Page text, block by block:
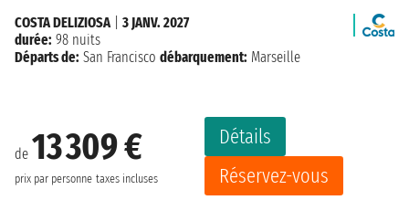
de 13 309 €
prix par personne taxes incluses
Détails
Réservez-vous
COSTA DELIZIOSA
3 JANV. 2027
durée: 98 nuits
Départs de: San Francisco débarquement: Marseille